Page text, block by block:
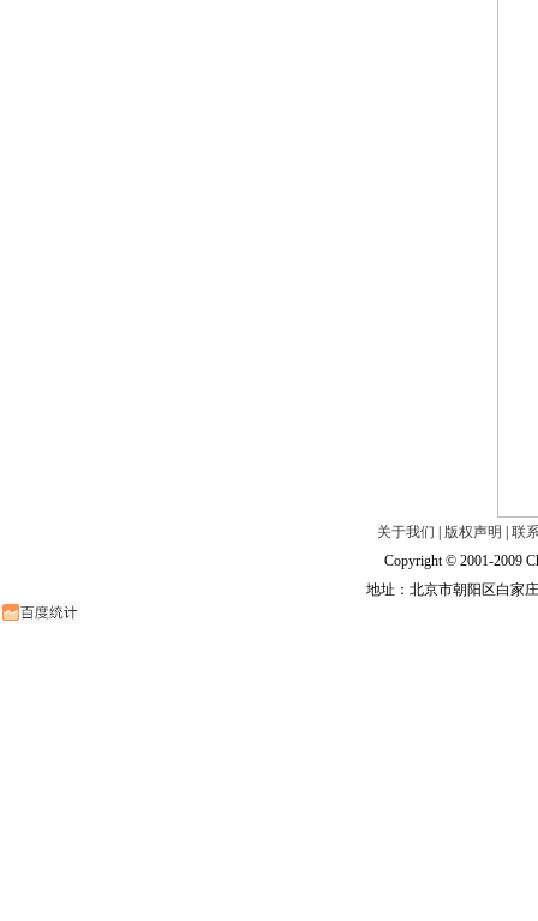
关于我们 版权声明
联
Copyright © 2001-2009
地址：北京市朝阳区白家